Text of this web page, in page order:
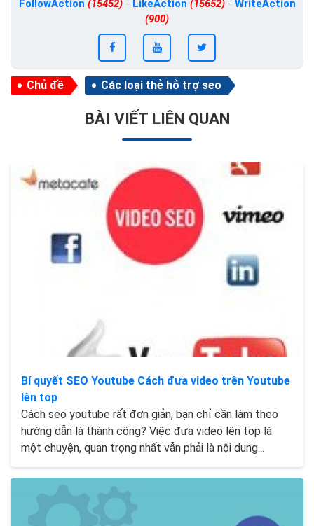
FollowAction (15452)- LikeAction (15652)- WriteAction
(900)
Chủ đề Các loại thẻ hỗ trợ seo
BÀI VIẾT LIÊN QUAN
Bí quyết SEO Youtube Cách đưa video trên Youtube
lên top
Cách seo youtube rất đơn giản, bạn chỉ cần làm theo
hướng dẫn là thành công? Việc đưa video lên top là
một chuyện, quan trọng nhất vẫn phải là nội dung...